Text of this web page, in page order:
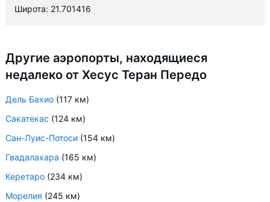
Широта: 21.701416
Другие аэропорты, находящиеся
недалеко от Хесус Теран Передо
Дель Бахио (117 км)
Сакатекас (124 км)
Сан-Луис-Потоси (154 км)
Гвадалахара (165 км)
Керетаро (234 км)
Морелия (245 км)